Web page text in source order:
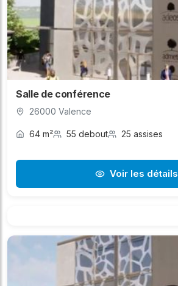
Salle de conférence
26000 Valence
64 m² 55 debout 25 assises
Voir les détails